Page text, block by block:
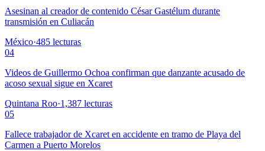
Asesinan al creador de contenido César Gastélum durante
transmisión en Culiacán
México·485 lecturas
04
Videos de Guillermo Ochoa confirman que danzante acusado de
acoso sexual sigue en Xcaret
Quintana Roo·1,387 lecturas
05
Fallece trabajador de Xcaret en accidente en tramo de Playa del
Carmen a Puerto Morelos